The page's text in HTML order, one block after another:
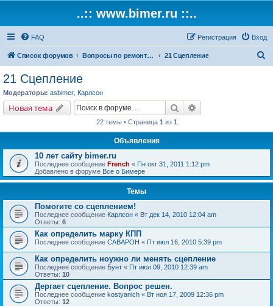
..:: www.bimer.ru ::..
FAQ Вход
Регистрация
Список форумов Вопросы по ремонту и обслуживанию BMW 21 Сцепление
21 Сцепление
Модераторы: asbimer Карлсон
Новая тема Поиск
22 темы • Страница 1 из 1
Объявления
10 лет сайту bimer.ru
Последнее сообщение French « Пн окт 31, 2011 1:12 pm
Добавлено в форуме Все о Бимере
Темы
Помогите со сцеплением!
Последнее сообщение Карлсон « Вт дек 14, 2010 12:04 am
Ответы: 6
Как определить марку КПП
Последнее сообщение CABAPOH « Пт июл 16, 2010 5:39 pm
Как определить ноужно ли менять сцепление
Последнее сообщение Бунт « Пт июл 09, 2010 12:39 am
Ответы: 10
Дергает сцепление. Вопрос решен.
Последнее сообщение kostyanich « Вт ноя 17, 2009 12:36 pm
Ответы: 12